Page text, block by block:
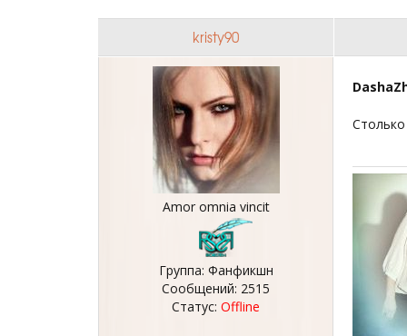
kristy90
Amor omnia vincit
Группа: Фанфикшн
Сообщений: 2515
Статус: Offline